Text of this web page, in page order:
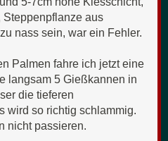
Steppenpflanze aus
nass sein, war ein Fehler.
Palmen fahre ich jetzt eine
langsam 5 Gießkannen in
die tieferen
wird so richtig schlammig.
nicht passieren.